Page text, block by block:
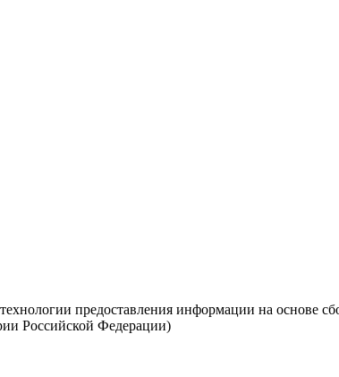
предоставления информации на основе
Российской Федерации)